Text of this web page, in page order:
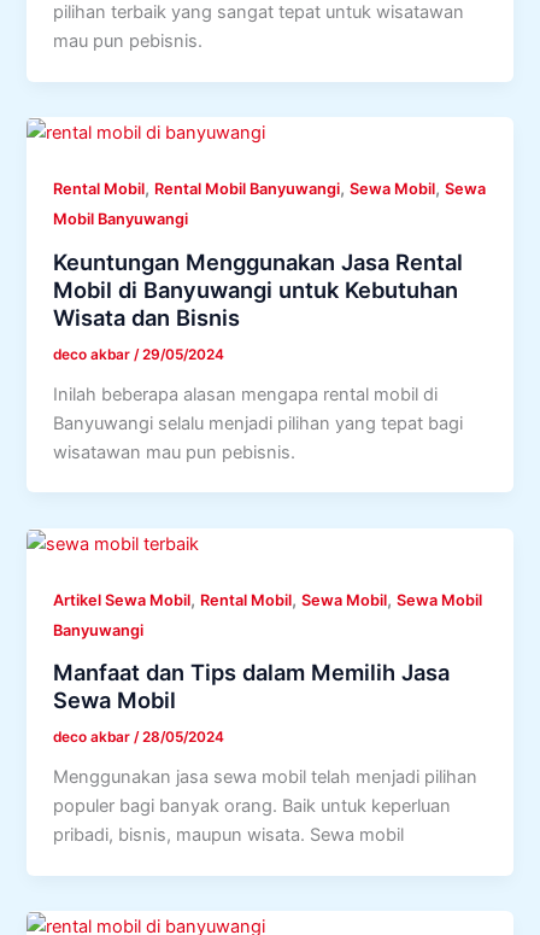
pilihan terbaik yang sangat tepat untuk wisatawan
mau pun pebisnis.
Rental Mobil, Rental Mobil Banyuwangi,Sewa Mobil,Sewa
Mobil Banyuwangi
Keuntungan Menggunakan Jasa Rental
Mobil di Banyuwangi untuk Kebutuhan
Wisata dan Bisnis
deco akbar /29/05/2024
Inilah beberapa alasan mengapa rental mobil di
Banyuwangi selalu menjadi pilihan yang tepat bagi
wisatawan mau pun pebisnis.
Artikel Sewa Mobil, Rental Mobil,Sewa Mobil,Sewa Mobil
Banyuwangi
Manfaat dan Tips dalam Memilih Jasa
Sewa Mobil
deco akbar/28/05/2024
Menggunakan jasa sewa mobil telah menjadi pilihan
populer bagi banyak orang. Baik untuk keperluan
pribadi, bisnis, maupun wisata. Sewa mobil